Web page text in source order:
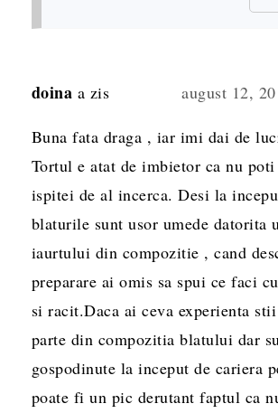
doina a zis august 12,
Buna fata draga , iar imi dai de
Tortul e atat de imbietor ca nu
ispitei de al incerca. Desi la
blaturile sunt usor umede datorita
iaurtului din compozitie , cand
preparare ai omis sa spui ce faci
si racit.Daca ai ceva experienta
parte din compozitia blatului dar
gospodinute la inceput de cariera
poate fi un pic derutant faptul ca